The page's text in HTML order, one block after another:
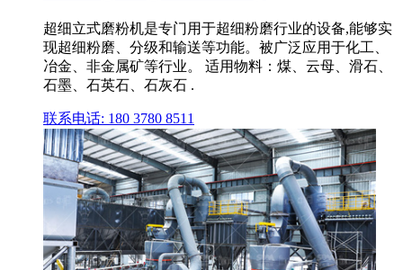
超细立式磨粉机是专门用于超细粉磨行业的设备,能够实
现超细粉磨、分级和输送等功能。被广泛应用于化工、
冶金、非金属矿等行业。 适用物料：煤、云母、滑石、
石墨、石英石、石灰石 .
联系电话: 180 3780 8511